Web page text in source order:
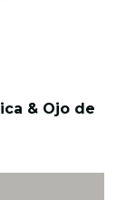
& Ojo de